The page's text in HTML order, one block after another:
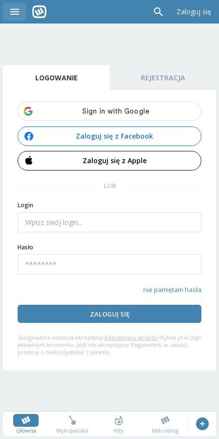
Zaloguj się
LOGOWANIE REJESTRACJA
Zaloguj się z Facebook
Zaloguj się z Apple
LUB
Login
Hasło
nie pamiętam hasła
ZALOGUJ SIĘ
Zalogowanie oznacza akceptację Regulaminu serwisu Wykop.pl w jego
aktualnym brzmieniu. Jeśli nie akceptujesz Regulaminu w całości,
prosimy o niekorzystanie z serwisu.
Główna Wykopalisko Hity Mikroblog